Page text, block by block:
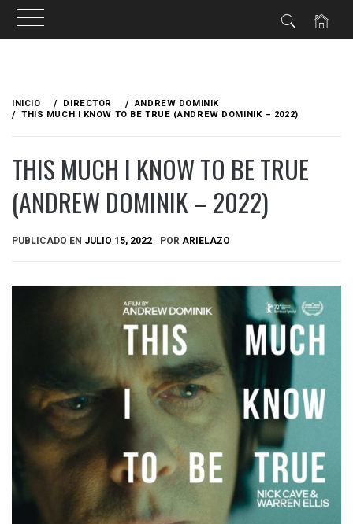
contenido
INICIO DIRECTOR
ANDREW DOMINIK
THIS MUCH I KNOW TO BE TRUE (ANDREW DOMINIK – 2022)
THIS MUCH I KNOW TO BE TRUE
(ANDREW DOMINIK – 2022)
PUBLICADO EN JULIO 15, 2022 POR ARIELAZO